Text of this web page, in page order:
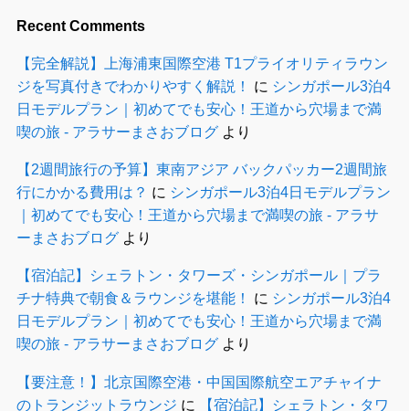
Recent Comments
【完全解説】上海浦東国際空港 T1プライオリティラウン
ジを写真付きでわかりやすく解説！
に シンガポール3泊4
日モデルプラン｜初めてでも安心！王道から穴場まで満
喫の旅 - アラサーまさおブログより
【2週間旅行の予算】東南アジア バックパッカー2週間旅
行にかかる費用は？ に シンガポール3泊4日モデルプラン
｜初めてでも安心！王道から穴場まで満喫の旅 - アラサ
ーまさおブログより
【宿泊記】シェラトン・タワーズ・シンガポール｜プラ
チナ特典で朝食＆ラウンジを堪能！
に シンガポール3泊4
日モデルプラン｜初めてでも安心！王道から穴場まで満
喫の旅 - アラサーまさおブログより
【要注意！】北京国際空港・中国国際航空エアチャイナ
のトランジットラウンジ に
【宿泊記】シェラトン・タワ